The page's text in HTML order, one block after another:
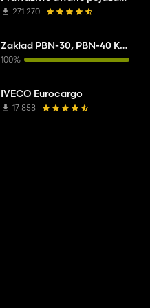
271 270
Zakład PBN-30, PBN-40 Kobzarenko
100%
IVECO Eurocargo
17 858